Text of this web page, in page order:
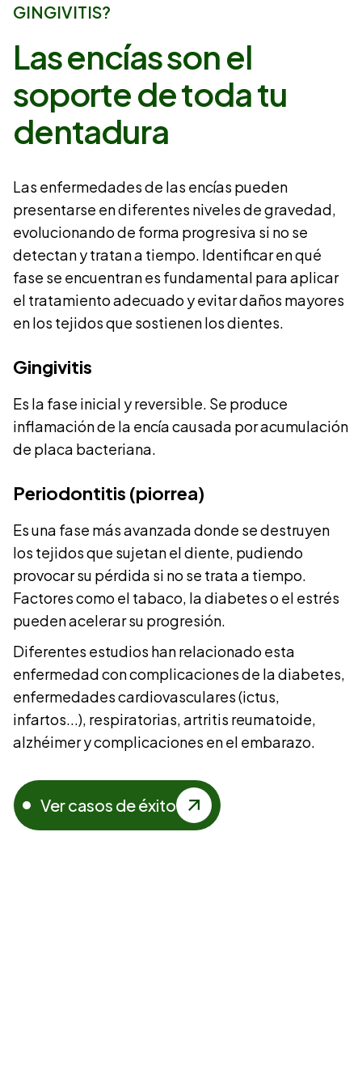
GINGIVITIS?
Las encías son el
soportede toda tu
dentadura
Las enfermedades de las encías pueden
presentarse en diferentes niveles de gravedad,
evolucionando de forma progresiva si no se
detectan y tratan a tiempo. Identificar en qué
fase se encuentran es fundamental para aplicar
el tratamiento adecuado y evitar daños mayores
en los tejidos que sostienen los dientes.
Gingivitis
Es la fase inicial y reversible. Se produce
inflamación de la encía causada por acumulación
de placa bacteriana.
Periodontitis (piorrea)
Es una fase más avanzada donde se destruyen
los tejidos que sujetan el diente, pudiendo
provocar su pérdida si no se trata a tiempo.
Factores como el tabaco, la diabetes o el estrés
pueden acelerar su progresión.
Diferentes estudios han relacionado esta
enfermedad con complicaciones de la diabetes,
enfermedades cardiovasculares (ictus,
infartos...), respiratorias, artritis reumatoide,
alzhéimer y complicaciones en el embarazo.
Ver casos de éxito